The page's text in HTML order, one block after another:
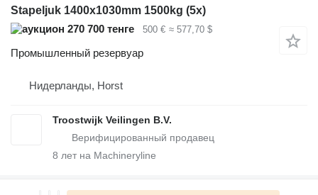
Stapeljuk 1400x1030mm 1500kg (5x)
270 700 тенге
500 € ≈ 577,70 $
Промышленный резервуар
Нидерланды, Horst
Troostwijk Veilingen B.V.
8 лет на Machineryline